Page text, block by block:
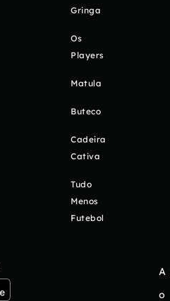
Gringa
Os
Players
Matula
Buteco
Cadeira
Cativa
Tudo
Menos
Futebol
A
o